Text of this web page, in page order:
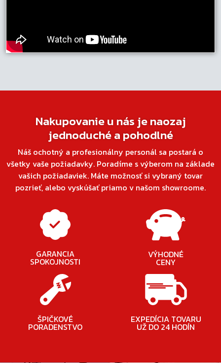
Nakupovanie u nás je naozaj
jednoduché a pohodlné
Náš ochotný a profesionálny personál sa postará o
všetky vaše požiadavky. Poradíme s výberom na základe
vašich požiadaviek. Máte možnosť si vybraný tovar
pozrieť, alebo vyskúšať priamo v našom showroome.
GARANCIA
SPOKOJNOSTI
VÝHODNÉ
CENY
ŠPIČKOVÉ
PORADENSTVO
EXPEDÍCIA TOVARU
UŽ DO 24 HODÍN